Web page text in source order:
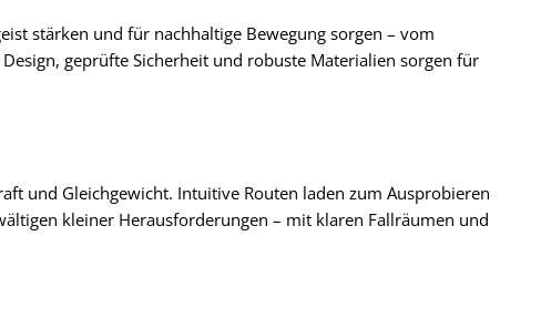
stärken und für nachhaltige Bewegung sorgen – vom
geprüfte Sicherheit und robuste Materialien sorgen für
und Gleichgewicht. Intuitive Routen laden zum Ausprobieren
kleiner Herausforderungen – mit klaren Fallräumen und